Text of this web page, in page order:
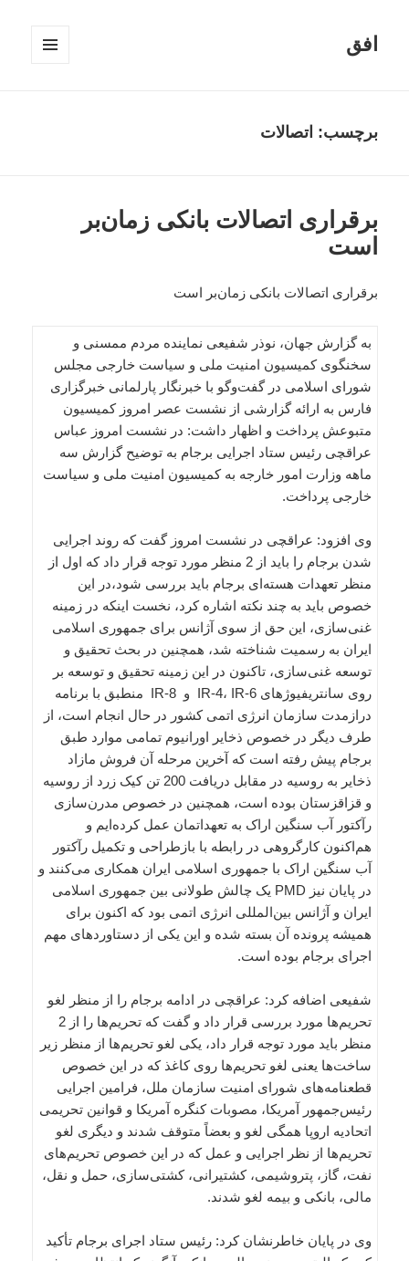
افق
برچسب: اتصالات
برقراری اتصالات بانکی زمان‌بر
است
برقراری اتصالات بانکی زمان‌بر است
به گزارش جهان، نوذر شفیعی نماینده مردم ممسنی و
سخنگوی کمیسیون امنیت ملی و سیاست خارجی مجلس
شورای اسلامی در گفت‌وگو با خبرنگار پارلمانی خبرگزاری
فارس به ارائه گزارشی از نشست عصر امروز کمیسیون
متبوعش پرداخت و اظهار داشت: در نشست امروز عباس
عراقچی رئیس ستاد اجرایی برجام به توضیح گزارش سه
ماهه وزارت امور خارجه به کمیسیون امنیت ملی و سیاست
خارجی پرداخت.
وی افزود: عراقچی در نشست امروز گفت که روند اجرایی
شدن برجام را باید از 2 منظر مورد توجه قرار داد که اول از
منظر تعهدات هسته‌ای برجام باید بررسی شود،در این
خصوص باید به چند نکته اشاره کرد، نخست اینکه در زمینه
غنی‌سازی، این حق از سوی آژانس برای جمهوری اسلامی
ایران به رسمیت شناخته شد، همچنین در بحث تحقیق و
توسعه غنی‌سازی، تاکنون در این زمینه تحقیق و توسعه بر
روی سانتریفیوژهای IR-4، IR-6 و IR-8 منطبق با برنامه
درازمدت سازمان انرژی اتمی کشور در حال انجام است، از
طرف دیگر در خصوص ذخایر اورانیوم تمامی موارد طبق
برجام پیش رفته است که آخرین مرحله آن فروش مازاد
ذخایر به روسیه در مقابل دریافت 200 تن کیک زرد از روسیه
و قزاقزستان بوده است، همچنین در خصوص مدرن‌سازی
رآکتور آب سنگین اراک به تعهداتمان عمل کرده‌ایم و
هم‌اکنون کارگروهی در رابطه با بازطراحی و تکمیل رآکتور
آب سنگین اراک با جمهوری اسلامی ایران همکاری می‌کنند و
در پایان نیز PMD یک چالش طولانی بین جمهوری اسلامی
ایران و آژانس بین‌المللی انرژی اتمی بود که اکنون برای
همیشه پرونده آن بسته شده و این یکی از دستاوردهای مهم
اجرای برجام بوده است.
شفیعی اضافه کرد: عراقچی در ادامه برجام را از منظر لغو
تحریم‌ها مورد بررسی قرار داد و گفت که تحریم‌ها را از 2
منظر باید مورد توجه قرار داد، یکی لغو تحریم‌ها از منظر زیر
ساخت‌ها یعنی لغو تحریم‌ها روی کاغذ که در این خصوص
قطعنامه‌های شورای امنیت سازمان ملل، فرامین اجرایی
رئیس‌جمهور آمریکا، مصوبات کنگره آمریکا و قوانین تحریمی
اتحادیه اروپا همگی لغو و بعضاً متوقف شدند و دیگری لغو
تحریم‌ها از نظر اجرایی و عمل که در این خصوص تحریم‌های
نفت، گاز، پتروشیمی، کشتیرانی، کشتی‌سازی، حمل و نقل،
مالی، بانکی و بیمه لغو شدند.
وی در پایان خاطرنشان کرد: رئیس ستاد اجرای برجام تأکید